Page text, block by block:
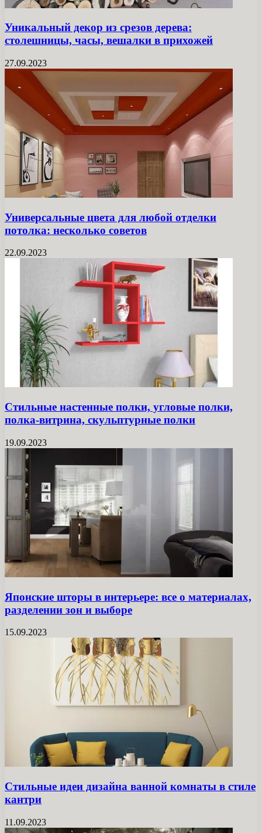
Уникальный декор из срезов дерева:
столешницы, часы, вешалки в прихожей
27.09.2023
Универсальные цвета для любой отделки
потолка: несколько советов
22.09.2023
Стильные настенные полки, угловые полки,
полка-витрина, скульптурные полки
19.09.2023
Японские шторы в интерьере: все о материалах,
разделении зон и выборе
15.09.2023
Стильные идеи дизайна ванной комнаты в стиле
кантри
11.09.2023